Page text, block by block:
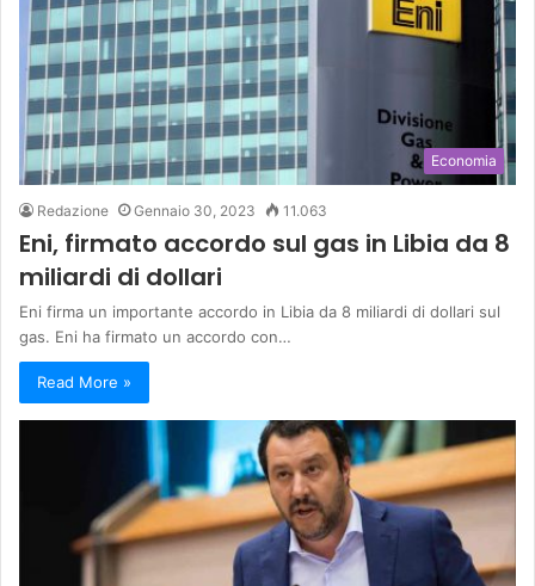
Economia
Redazione Gennaio 30, 2023 11.063
Eni, firmato accordo sul gas in Libia da 8
miliardi di dollari
Eni firma un importante accordo in Libia da 8 miliardi di dollari sul
gas. Eni ha firmato un accordo con…
Read More »